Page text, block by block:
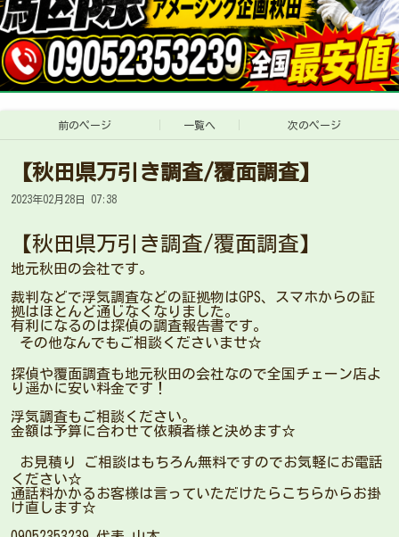
前のページ 一覧へ 次のページ
【秋田県万引き調査/覆面調査】
2023年02月28日 07:38
【秋田県万引き調査/覆面調査】
地元秋田の会社です。
裁判などで浮気調査などの証拠物はGPS、スマホからの証
拠はほとんど通じなくなりました。
有利になるのは探偵の調査報告書です。
その他なんでもご相談くださいませ☆
探偵や覆面調査も地元秋田の会社なので全国チェーン店よ
り遥かに安い料金です！
浮気調査もご相談ください。
金額は予算に合わせて依頼者様と決めます☆
お見積り ご相談はもちろん無料ですのでお気軽にお電話
ください☆
通話料かかるお客様は言っていただけたらこちらからお掛
け直します☆